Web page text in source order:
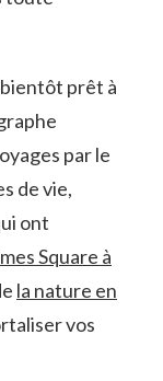
bientôt prêt à
par le
de vie,
ont
Square à
la nature en
vos